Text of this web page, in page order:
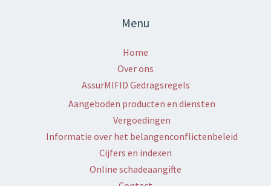
Menu
Home
Over ons
AssurMIFID Gedragsregels
Aangeboden producten en diensten
Vergoedingen
Informatie over het belangenconflictenbeleid
Cijfers en indexen
Online schadeaangifte